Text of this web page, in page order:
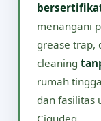
menangani
grease trap,
cleaning
rumah
dan fasilitas